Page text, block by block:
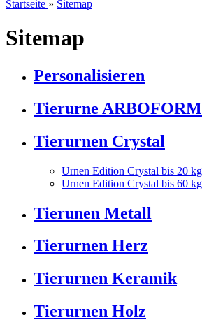
Startseite » Sitemap
Sitemap
Personalisieren
Tierurne ARBOFORM
Tierurnen Crystal
Urnen Edition Crystal bis 20 kg
Urnen Edition Crystal bis 60 kg
Tierunen Metall
Tierurnen Herz
Tierurnen Keramik
Tierurnen Holz